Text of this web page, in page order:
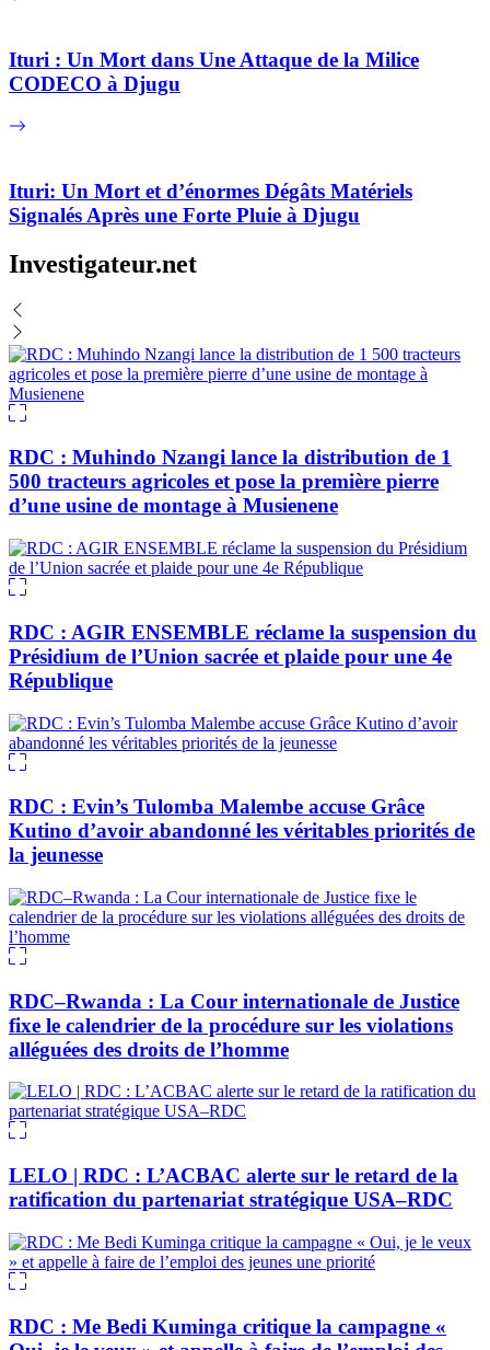
Ituri : Un Mort dans Une Attaque de la Milice
CODECO à Djugu
Ituri: Un Mort et d’énormes Dégâts Matériels
Signalés Après une Forte Pluie à Djugu
Investigateur.net
RDC : Muhindo Nzangi lance la distribution de 1
500 tracteurs agricoles et pose la première pierre
d’une usine de montage à Musienene
RDC : AGIR ENSEMBLE réclame la suspension du
Présidium de l’Union sacrée et plaide pour une 4e
République
RDC : Evin’s Tulomba Malembe accuse Grâce
Kutino d’avoir abandonné les véritables priorités de
la jeunesse
RDC–Rwanda : La Cour internationale de Justice
fixe le calendrier de la procédure sur les violations
alléguées des droits de l’homme
LELO | RDC : L’ACBAC alerte sur le retard de la
ratification du partenariat stratégique USA–RDC
RDC : Me Bedi Kuminga critique la campagne «